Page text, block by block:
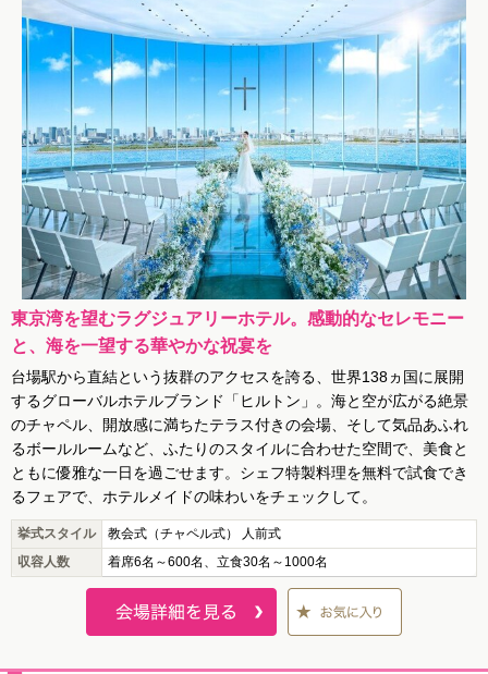
東京湾を望むラグジュアリーホテル。感動的なセレモニー
と、海を一望する華やかな祝宴を
台場駅から直結という抜群のアクセスを誇る、世界138ヵ国に展開
するグローバルホテルブランド「ヒルトン」。海と空が広がる絶景
のチャペル、開放感に満ちたテラス付きの会場、そして気品あふれ
るボールルームなど、ふたりのスタイルに合わせた空間で、美食と
ともに優雅な一日を過ごせます。シェフ特製料理を無料で試食でき
るフェアで、ホテルメイドの味わいをチェックして。
挙式スタイル
教会式（チャペル式） 人前式
収容人数
着席6名～600名、立食30名～1000名